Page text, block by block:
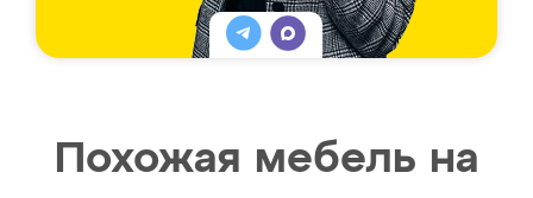
Похожая мебель на